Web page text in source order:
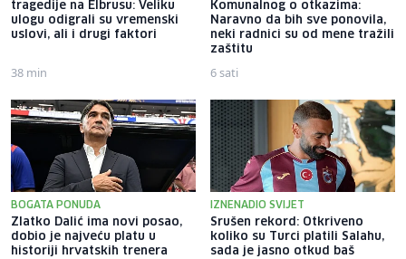
tragedije na Elbrusu: Veliku
ulogu odigrali su vremenski
uslovi, ali i drugi faktori
38 min
Komunalnog o otkazima:
Naravno da bih sve ponovila,
neki radnici su od mene tražili
zaštitu
6 sati
BOGATA PONUDA
Zlatko Dalić ima novi posao,
dobio je najveću platu u
historiji hrvatskih trenera
IZNENADIO SVIJET
Srušen rekord: Otkriveno
koliko su Turci platili Salahu,
sada je jasno otkud baš